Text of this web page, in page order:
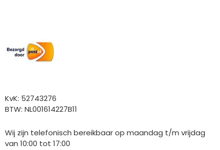
KvK: 52743276
BTW: NL001614227B11
Wij zijn telefonisch bereikbaar op maandag t/m vrijdag
van 10:00 tot 17:00